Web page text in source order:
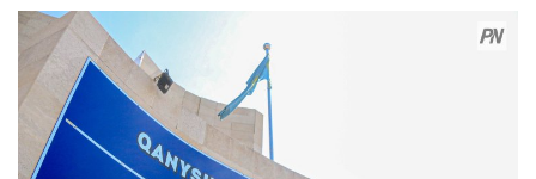
КАЗАХСТАН
МИР
СПЕЦПРОЕКТЫ